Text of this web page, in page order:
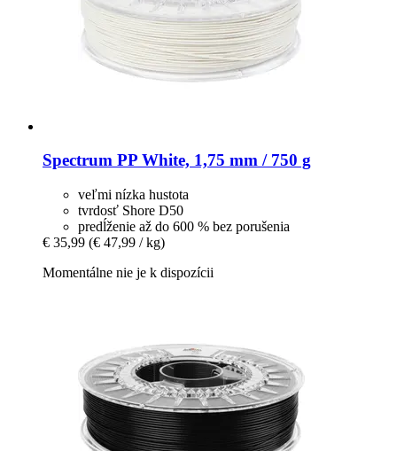
Spectrum PP White, 1,75 mm / 750 g
veľmi nízka hustota
tvrdosť Shore D50
predĺženie až do 600 % bez porušenia
€ 35,99 (€ 47,99 / kg)
Momentálne nie je k dispozícii